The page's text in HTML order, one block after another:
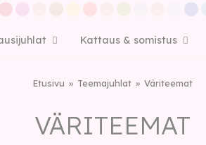
Kattaus & somistus
Etusivu Teemajuhlat Väriteemat
VÄRITEEMAT